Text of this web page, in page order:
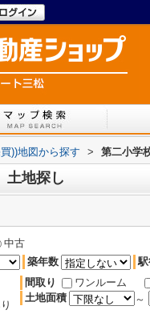
))地図から探す > 第二小学
土地探し
中古
築年数
間取り
ワンルーム
土地面積
～